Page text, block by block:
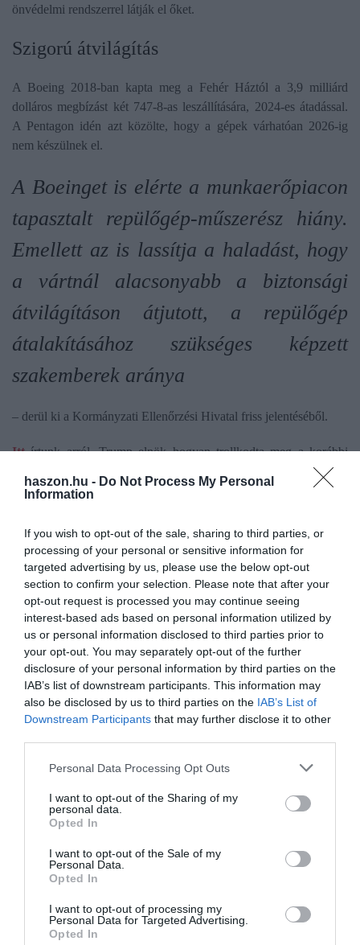
haszon.hu - Do Not Process My Personal
Information
If you wish to opt-out of the sale, sharing to third parties, or
processing of your personal or sensitive information for
targeted advertising by us, please use the below opt-out
section to confirm your selection. Please note that after your
opt-out request is processed you may continue seeing
interest-based ads based on personal information utilized by
us or personal information disclosed to third parties prior to
your opt-out. You may separately opt-out of the further
disclosure of your personal information by third parties on the
IAB’s list of downstream participants. This information may
also be disclosed by us to third parties on the IAB’s List of
Downstream Participants that may further disclose it to other
Please note that this website/app uses one or more Google
not limited to your visit or usage behaviour. You may click to
grant or deny consent to Google and its third-party tags to
use your data for below specified purposes in below Google
consent section.
Personal Data Processing Opt Outs
I want to opt-out of the Sharing of my
personal data.
Opted In
I want to opt-out of the Sale of my
Personal Data.
Opted In
I want to opt-out of processing my
Personal Data for Targeted Advertising.
Opted In
önvédelmi rendszerrel látják el őket.
Szigorú átvilágítás
A Boeing 2018-ban kapta meg a Fehér Háztól a 3,9 milliárd
dolláros megbízást két 747-8-as leszállítására, 2024-es átadással.
A Pentagon idén azt közölte, hogy a gépek várhatóan 2026-ig
nem készülnek el.
A Boeinget is elérte a munkaerőpiacon
tapasztalt repülőgép-műszerész hiány.
Emellett az is lassítja a haladást, hogy
a vártnál alacsonyabb a biztonsági
átvilágításon átjutott, a repülőgép
átalakításához szükséges képzett
szakemberek aránya
– derül ki a Kormányzati Ellenőrzési Hivatal friss jelentéséből.
Ittírtunk arról, Trump elnök hogyan trollkodta meg a korábbi
szerződést az elnöki gépekre a Boeinggel, és hogyan okozott
közvetve egymilliárd dolláros veszteséget a cégnek.
air force one újgenerációs trump
biztonsági kockázat